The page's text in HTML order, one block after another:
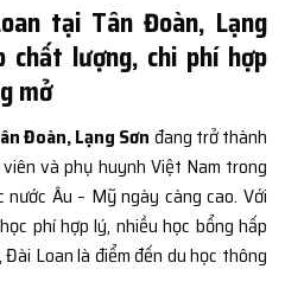
tại Tân Đoàn, Lạng
chất lượng, chi phí hợp
mở
Đoàn, Lạng Sơn đang trở thành
và phụ huynh Việt Nam trong
Âu – Mỹ ngày càng cao. Với
phí hợp lý, nhiều học bổng hấp
Loan là điểm đến du học thông